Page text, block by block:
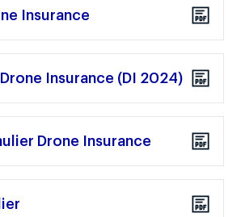
Insurance
Insurance (DI 2024)
Drone Insurance